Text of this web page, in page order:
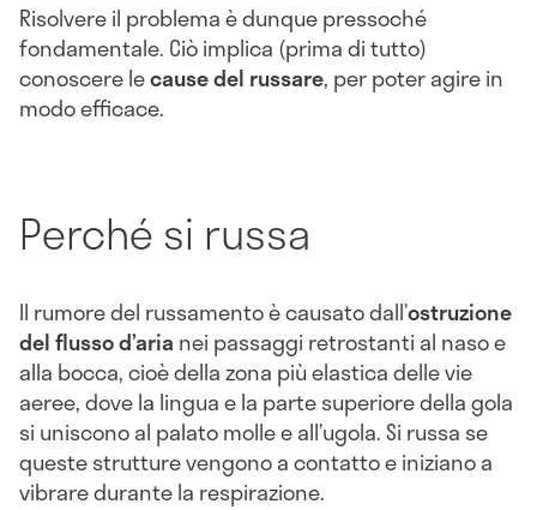
Risolvere il problema è dunque pressoché
fondamentale. Ciò implica (prima di tutto)
conoscere lecause del russare, per poter agire in
modo efficace.
Perché si russa
Il rumore del russamento è causato dall’ostruzione
del flusso d’aria nei passaggi retrostanti al naso e
alla bocca, cioè della zona più elastica delle vie
aeree, dove la lingua e la parte superiore della gola
si uniscono al palato molle e all’ugola. Si russa se
queste strutture vengono a contatto e iniziano a
vibrare durante la respirazione.